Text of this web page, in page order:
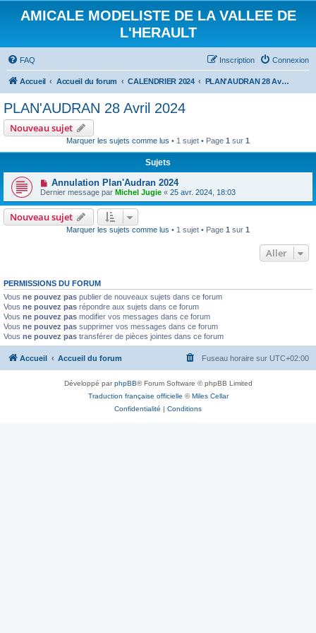
AMICALE MODELISTE DE LA VALLEE DE
L'HERAULT
FAQ Connexion
Inscription
Accueil Accueil du forum CALENDRIER 2024 PLAN'AUDRAN 28 Avril 2024
PLAN'AUDRAN 28 Avril 2024
Nouveau sujet
Marquer les sujets comme lus • 1 sujet • Page 1 sur 1
Sujets
Annulation Plan'Audran 2024
Dernier message par Michel Jugie « 25 avr. 2024, 18:03
Nouveau sujet
Marquer les sujets comme lus • 1 sujet • Page 1 sur 1
Aller
PERMISSIONS DU FORUM
Vous ne pouvez pas publier de nouveaux sujets dans ce forum
Vous ne pouvez pas répondre aux sujets dans ce forum
Vous ne pouvez pas modifier vos messages dans ce forum
Vous ne pouvez pas supprimer vos messages dans ce forum
Vous ne pouvez pas transférer de pièces jointes dans ce forum
Accueil Accueil du forum Fuseau horaire sur UTC+02:00
Développé parphpBB® Forum Software © phpBB Limited
Traduction française officielle ©Miles Cellar
Confidentialité | Conditions